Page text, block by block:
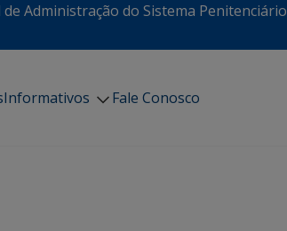
de Administração do Sistema Penitenciário
Informativos
Fale Conosco